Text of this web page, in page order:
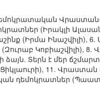
(Իրակլի
(Իրմա Ինաշվիլի),
Կոբիաշվիլի),
Տերն է մեր
11. Վրաստան
դեմոկրատներ